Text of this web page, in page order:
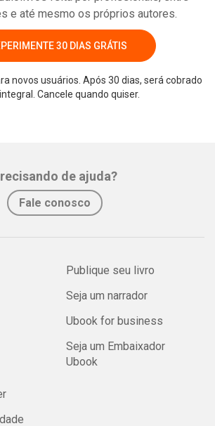
e até mesmo os próprios autores.
30 DIAS GRÁTIS
novos usuários. Após 30 dias, será cobrado
Cancele quando quiser.
de ajuda?
Fale conosco
Publique seu livro
Seja um narrador
Ubook for business
Seja um Embaixador
Ubook